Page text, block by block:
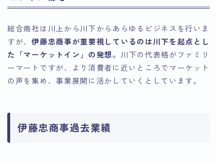
総合商社は川上から川下からあらゆるビジネスを行いま
すが、伊藤忠商事が重要視しているのは川下を起点とし
た「マーケットイン」の発想。 川下の代表格がファミリ
ーマートですが、より消費者に近いところでマーケット
の声を集め、事業展開に活かしていくとしています。
伊藤忠商事過去業績